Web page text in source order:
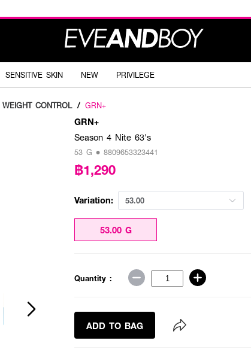
SENSITIVE SKIN NEW PRIVILEGE
WEIGHT CONTROL / GRN+
GRN+
Season 4 Nite 63's
53 G • 8809653323441
฿1,290
Variation: 53.00
53.00 G
Quantity :
ADD TO BAG